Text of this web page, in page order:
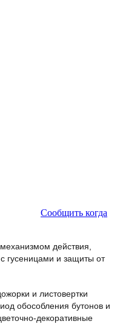
Сообщить когда
действия,
гусеницами и защиты от
и листовертки
обособления бутонов и
декоративные